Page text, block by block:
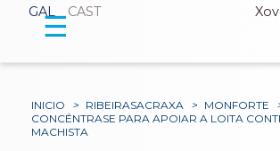
GAL CAST
☰
INICIO > RIBEIRASACRAXA > MONFORTE
CONCÉNTRASE PARA APOIAR A LOITA
MACHISTA